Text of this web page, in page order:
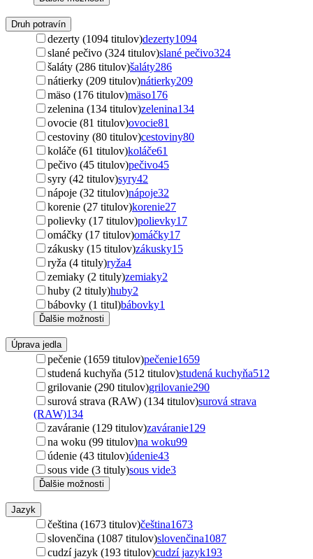
Druh potravín
dezerty (1094 titulov)dezerty1094
slané pečivo (324 titulov)slané pečivo324
šaláty (286 titulov)šaláty286
nátierky (209 titulov)nátierky209
mäso (176 titulov)mäso176
zelenina (134 titulov)zelenina134
ovocie (81 titulov)ovocie81
cestoviny (80 titulov)cestoviny80
koláče (61 titulov)koláče61
pečivo (45 titulov)pečivo45
syry (42 titulov)syry42
nápoje (32 titulov)nápoje32
korenie (27 titulov)korenie27
polievky (17 titulov)polievky17
omáčky (17 titulov)omáčky17
zákusky (15 titulov)zákusky15
ryža (4 tituly)ryža4
zemiaky (2 tituly)zemiaky2
huby (2 tituly)huby2
bábovky (1 titul)bábovky1
Ďalšie možnosti
Úprava jedla
pečenie (1659 titulov)pečenie1659
studená kuchyňa (512 titulov)studená kuchyňa512
grilovanie (290 titulov)grilovanie290
surová strava (RAW) (134 titulov)surová strava
(RAW)134
zaváranie (129 titulov)zaváranie129
na woku (99 titulov)na woku99
údenie (43 titulov)údenie43
sous vide (3 tituly)sous vide3
Ďalšie možnosti
Jazyk
čeština (1673 titulov)čeština1673
slovenčina (1087 titulov)slovenčina1087
cudzí jazyk (193 titulov)cudzí jazyk193